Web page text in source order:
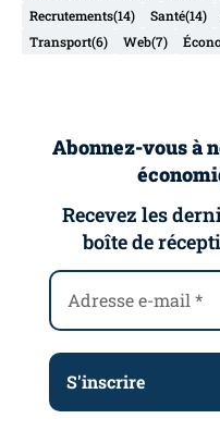
Recrutements(14) Santé(14)
Transport(6) Web(7)
Abonnez-vous à
Recevez les
boîte de